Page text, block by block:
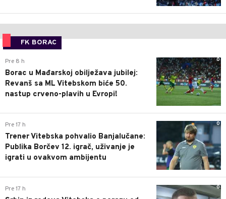
FK BORAC
0
Pre 8 h
Borac u Mađarskoj obilježava jubilej:
Revanš sa ML Vitebskom biće 50.
nastup crveno-plavih u Evropi!
0
Pre 17 h
Trener Vitebska pohvalio Banjalučane:
Publika Borčev 12. igrač, uživanje je
igrati u ovakvom ambijentu
0
Pre 17 h